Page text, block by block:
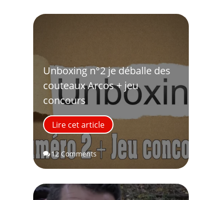
Unboxing n°2 je déballe des
couteaux Arcos + jeu
concours
Lire cet article
 12 Comments